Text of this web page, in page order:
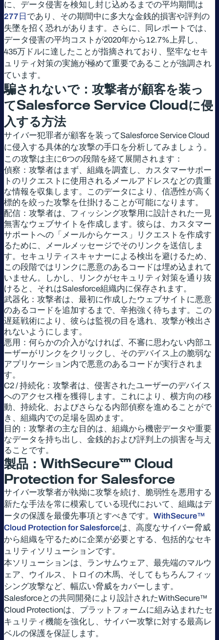
に、データ侵害を検知し封じ込めるまでの平均期間は
277日 であり、その期間中に多大な金銭的損害や評判の
失墜を招く恐れがあります。さらに、同レポートでは、
データ侵害の平均コストが2020年から12.7%上昇し、
435万ドルに達したことが指摘されており、堅牢なセキ
ュリティ対策の実施が極めて重要であることが強調され
ています。
騙されないで：攻撃者が顧客を装っ
てSalesforce Service Cloud に侵
入する方法
サイバー犯罪者が顧客を装ってSalesforce Service Cloud
に侵入する具体的な攻撃の手口を分析してみましょう。
この攻撃は主に6つの段階を経て展開されます：
偵察：攻撃者はまず、組織を調査し、カスタマーサポー
トのリクエストに使用されるメールアドレスなどの貴重
な情報を収集します。このデータにより、信憑性が高く
標的を絞った攻撃を仕掛けることが可能になります。
配信：攻撃者は、フィッシング攻撃用に設計された一見
無害なウェブサイトを作成します。彼らは、カスタマー
サポートへの「メールからケース」リクエストを作成す
るために、メールメッセージでそのリンクを送信しま
す。セキュリティスキャナーによる検出を避けるため、
この段階ではリンクに悪意のあるコードは埋め込まれて
いません。しかし、リンクがセキュリティ対策を通り抜
けると、それはSalesforce組織内に保存されます。
武器化：攻撃者は、最初に作成したウェブサイトに悪意
のあるコードを追加するまで、辛抱強く待ちます。この
遅延戦術により、彼らは監視の目を逃れ、攻撃が検出さ
れないようにします。
悪用：何らかの介入がなければ、不審に思わない内部ユ
ーザーがリンクをクリックし、そのデバイス上の脆弱な
アプリケーション内で悪意のあるコードが実行されま
す。
C2 / 持続化：攻撃者は、侵害されたユーザーのデバイス
へのアクセス権を獲得します。これにより、横方向の移
動、持続化、およびさらなる内部偵察を進めることがで
き、組織内での足場を固めます。
目的：攻撃者の主な目的は、組織から機密データや重要
なデータを持ち出し、金銭的および評判上の損害を与え
ることです。
製品： WithSecure™ Cloud
Protection for Salesforce
サイバー攻撃者が執拗に攻撃を続け、脆弱性を悪用する
新たな手法を常に模索している現代において、組織はデ
ータの保護を最優先事項とすべきです。 WithSecure™
Cloud Protection for Salesforceは、高度なサイバー脅威
から組織を守るために企業が必要とする、包括的なセキ
ュリティソリューションです。
本ソリューションは、ランサムウェア、最先端のマルウ
ェア、ウイルス、トロイの木馬、そしてもちろんフィッ
シング攻撃など、幅広い脅威をカバーします。
Salesforceとの共同開発により設計されたWithSecure™
Cloud Protectionは、プラットフォームに組み込まれたセ
キュリティ機能を強化し、サイバー攻撃に対する最高レ
ベルの保護を保証します。